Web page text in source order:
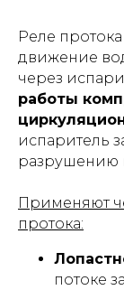
Реле
движение
через
работы
испаритель
разрушению
Применяют
протока:
потоке